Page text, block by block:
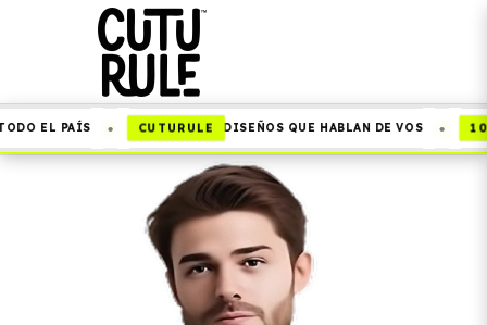
EL PAÍS • CUTURULE DISEÑOS QUE HABLAN DE VOS •